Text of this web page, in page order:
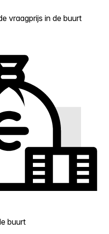
vraagprijs in de buurt
buurt